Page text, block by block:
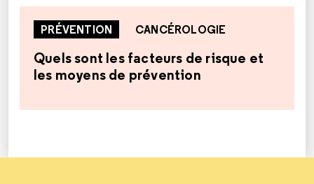
PRÉVENTION CANCÉROLOGIE
Quels sont les facteurs de risque et
les moyens de prévention